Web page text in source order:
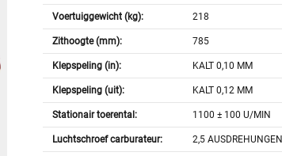
Voertuiggewicht (kg): 218
Zithoogte (mm): 785
Klepspeling (in): KALT 0,10 MM
Klepspeling (uit): KALT 0,12 MM
Stationair toerental: 1100 ± 100 U/MIN
Luchtschroef carburateur: 2,5 AUSDREHUNGEN